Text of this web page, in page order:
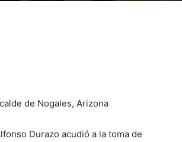
de Nogales, Arizona
Durazo acudió a la toma de